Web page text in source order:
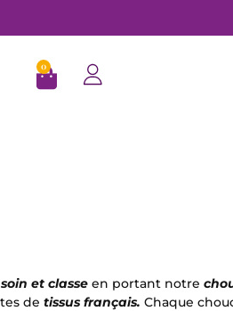
0
et classe en portant notre
de tissus français. Chaque